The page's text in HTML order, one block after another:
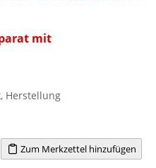
mit
Herstellung
Zum Merkzettel hinzufügen